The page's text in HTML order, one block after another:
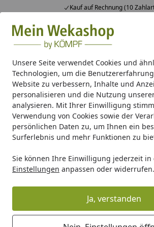
Unsere Seite verwendet Cookies und
Technologien, um die
Website zu verbessern, Inhalte und
personalisieren und die Nutzung
analysieren. Mit Ihrer Einwilligung
Verwendung von Cookies sowie der
persönlichen Daten zu, um Ihnen ein
Surferlebnis und mehr Funktionen zu
Sie können Ihre Einwilligung jederzeit in
Einstellungen anpassen oder widerrufen.
Ja, verstanden
Kauf auf Rechnung (10
Alle Produkte
Mein Konto
Suchen
Startseite
Gartenhaus Holz Gartenhaus
Fußboden
Gartenhäuser/
m² Innenfläche